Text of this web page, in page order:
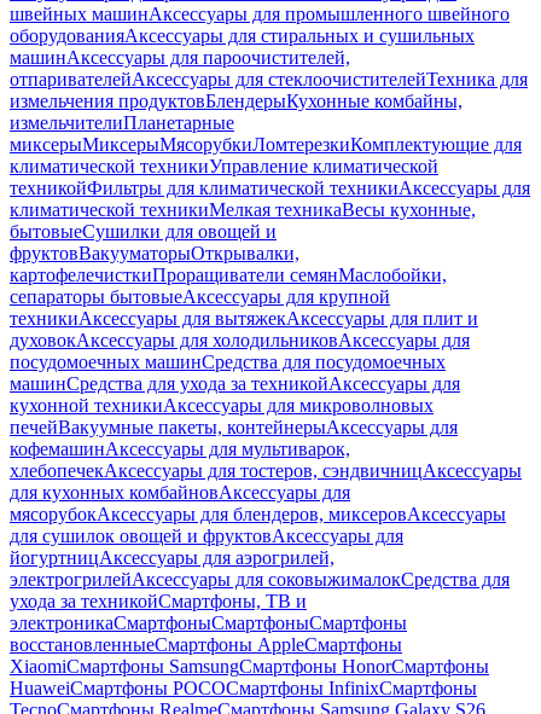
швейных машинАксессуары для промышленного швейного
оборудованияАксессуары для стиральных и сушильных
машинАксессуары для пароочистителей,
отпаривателейАксессуары для стеклоочистителейТехника для
измельчения продуктовБлендерыКухонные комбайны,
измельчителиПланетарные
миксерыМиксерыМясорубкиЛомтерезкиКомплектующие для
климатической техникиУправление климатической
техникойФильтры для климатической техникиАксессуары для
климатической техникиМелкая техникаВесы кухонные,
бытовыеСушилки для овощей и
фруктовВакууматорыОткрывалки,
картофелечисткиПроращиватели семянМаслобойки,
сепараторы бытовыеАксессуары для крупной
техникиАксессуары для вытяжекАксессуары для плит и
духовокАксессуары для холодильниковАксессуары для
посудомоечных машинСредства для посудомоечных
машинСредства для ухода за техникойАксессуары для
кухонной техникиАксессуары для микроволновых
печейВакуумные пакеты, контейнерыАксессуары для
кофемашинАксессуары для мультиварок,
хлебопечекАксессуары для тостеров, сэндвичницАксессуары
для кухонных комбайновАксессуары для
мясорубокАксессуары для блендеров, миксеровАксессуары
для сушилок овощей и фруктовАксессуары для
йогуртницАксессуары для аэрогрилей,
электрогрилейАксессуары для соковыжималокСредства для
ухода за техникойСмартфоны, ТВ и
электроникаСмартфоныСмартфоныСмартфоны
восстановленныеСмартфоны AppleСмартфоны
XiaomiСмартфоны SamsungСмартфоны HonorСмартфоны
HuaweiСмартфоны POCOСмартфоны InfinixСмартфоны
TecnoСмартфоны RealmeСмартфоны Samsung Galaxy S26